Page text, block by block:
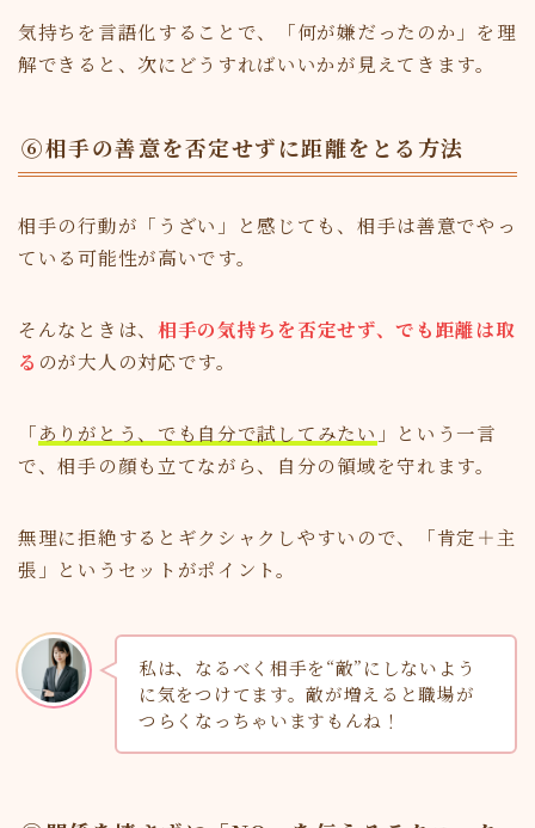
気持ちを言語化することで、「何が嫌だったのか」を理
解できると、次にどうすればいいかが見えてきます。
⑥相手の善意を否定せずに距離をとる方法
相手の行動が「うざい」と感じても、相手は善意でやっ
ている可能性が高いです。
そんなときは、 相手の気持ちを否定せず、でも距離は取
る のが大人の対応です。
「ありがとう、でも自分で試してみたい 」という一言
で、相手の顔も立てながら、自分の領域を守れます。
無理に拒絶するとギクシャクしやすいので、「肯定＋主
張」というセットがポイント。
私は、なるべく相手を“敵”にしないよう
に気をつけてます。敵が増えると職場が
つらくなっちゃいますもんね！